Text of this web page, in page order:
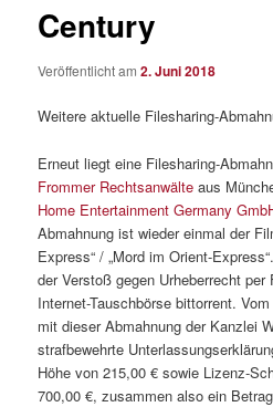
Century
Veröffentlicht am2. Juni 2018
Weitere aktuelle Filesharing-
Erneut liegt eine Filesharing-
Frommer Rechtsanwälte aus
Home Entertainment Germany
Abmahnung ist wieder einmal der
Express“ / „Mord im Orient-
der Verstoß gegen Urheberrecht per
Internet-Tauschbörse bittorrent.
mit dieser Abmahnung der Kanzlei
strafbewehrte
Höhe von 215,00 € sowie Lizenz-
700,00 €, zusammen also ein